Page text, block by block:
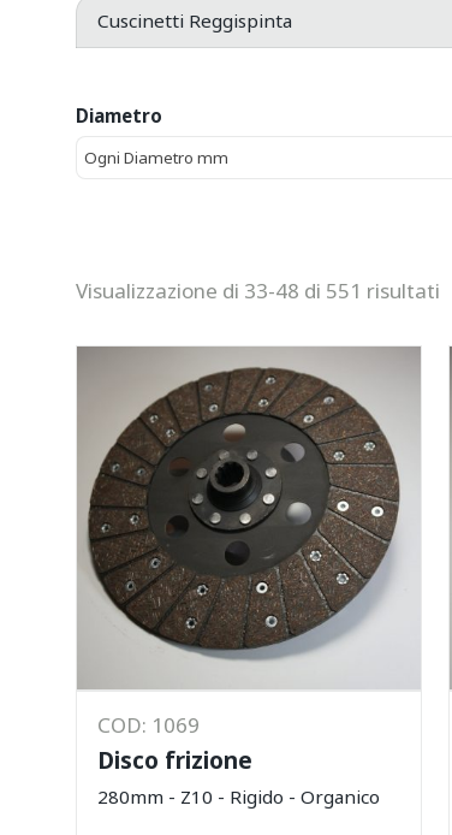
Cuscinetti Reggispinta
Diametro
Ogni Diametro mm
Visualizzazione di 33-48 di 551 risultati
COD: 1069
Disco frizione
280mm - Z10 - Rigido - Organico